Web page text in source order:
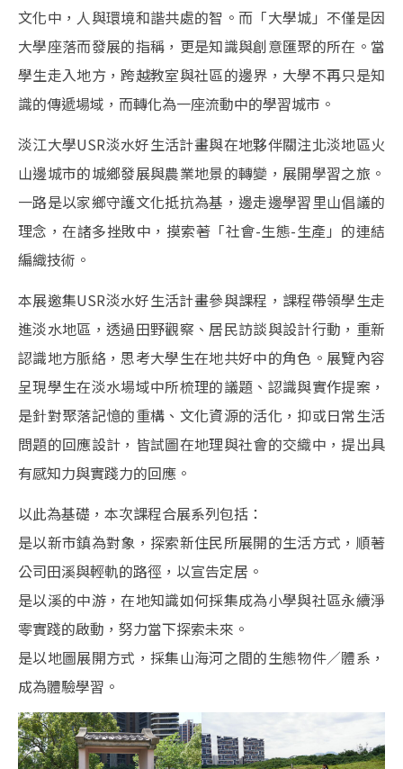
文化中，人與環境和諧共處的智。而「大學城」不僅是因
大學座落而發展的指稱，更是知識與創意匯聚的所在。當
學生走入地方，跨越教室與社區的邊界，大學不再只是知
識的傳遞場域，而轉化為一座流動中的學習城市。
淡江大學USR淡水好生活計畫與在地夥伴關注北淡地區火
山邊城市的城鄉發展與農業地景的轉變，展開學習之旅。
一路是以家鄉守護文化抵抗為基，邊走邊學習里山倡議的
理念，在諸多挫敗中，摸索著「社會-生態-生產」的連結
編織技術。
本展邀集USR淡水好生活計畫參與課程，課程帶領學生走
進淡水地區，透過田野觀察、居民訪談與設計行動，重新
認識地方脈絡，思考大學生在地共好中的角色。展覽內容
呈現學生在淡水場域中所梳理的議題、認識與實作提案，
是針對聚落記憶的重構、文化資源的活化，抑或日常生活
問題的回應設計，皆試圖在地理與社會的交織中，提出具
有感知力與實踐力的回應。
以此為基礎，本次課程合展系列包括：
是以新市鎮為對象，探索新住民所展開的生活方式，順著
公司田溪與輕軌的路徑，以宣告定居。
是以溪的中游，在地知識如何採集成為小學與社區永續淨
零實踐的啟動，努力當下探索未來。
是以地圖展開方式，採集山海河之間的生態物件／體系，
成為體驗學習。